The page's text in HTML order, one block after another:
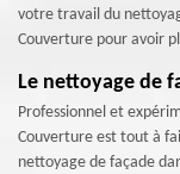
votre travail du
Couverture pour avoir
Le nettoyage de
Professionnel et
Couverture est tout à
nettoyage de façade